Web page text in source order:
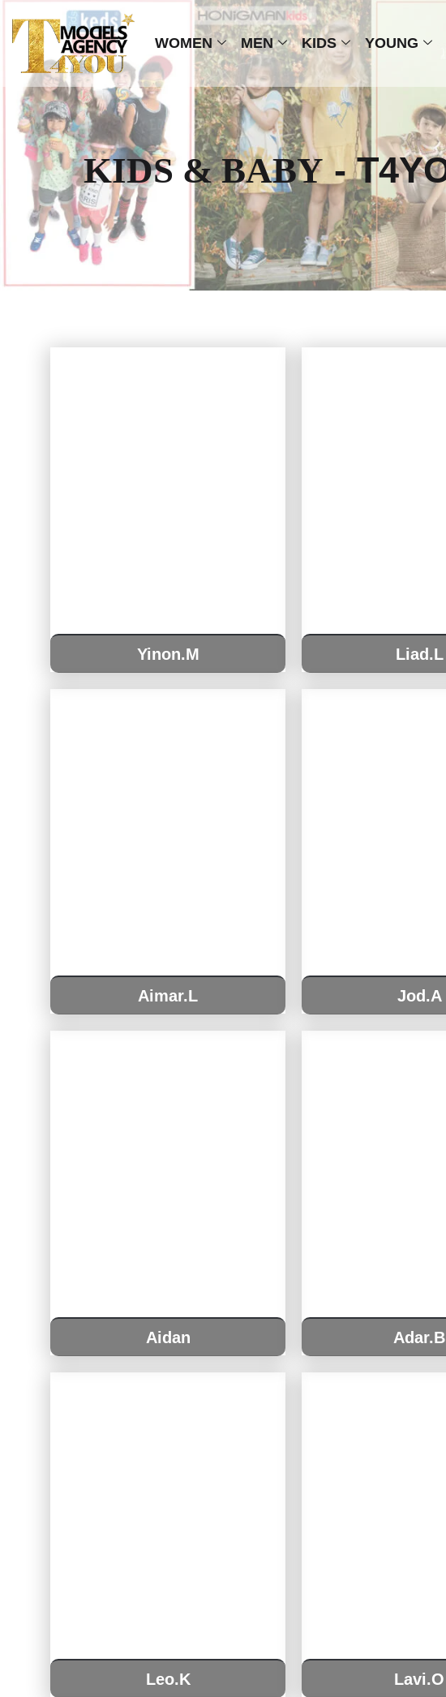
WOMEN MEN KIDS YOUNG
KIDS & BABY
Yinon.M Liad.L
Aimar.L Jod.A
Aidan Adar.B
Leo.K Lavi.O